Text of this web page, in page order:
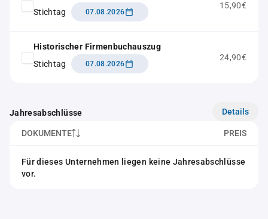
Stichtag
07.08.2026
15,90€
Historischer Firmenbuchauszug
Stichtag
07.08.2026
24,90€
Jahresabschlüsse Details
DOKUMENTE PREIS
Für dieses Unternehmen liegen keine Jahresabschlüsse
vor.